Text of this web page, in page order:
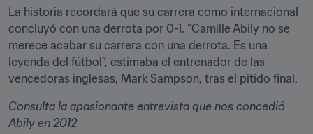
La historia recordará que su carrera como internacional
concluyó con una derrota por 0-1. “Camille Abily no se
merece acabar su carrera con una derrota. Es una
leyenda del fútbol”, estimaba el entrenador de las
vencedoras inglesas, Mark Sampson, tras el pitido final.
Consulta la apasionante entrevista que nos concedió
Abily en 2012